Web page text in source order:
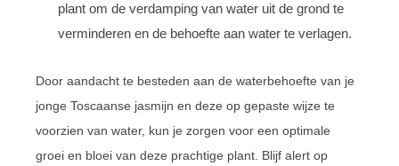
plant om de verdamping van water uit de grond te
verminderen en de behoefte aan water te verlagen.
Door aandacht te besteden aan de waterbehoefte van je
jonge Toscaanse jasmijn en deze op gepaste wijze te
voorzien van water, kun je zorgen voor een optimale
groei en bloei van deze prachtige plant. Blijf alert op